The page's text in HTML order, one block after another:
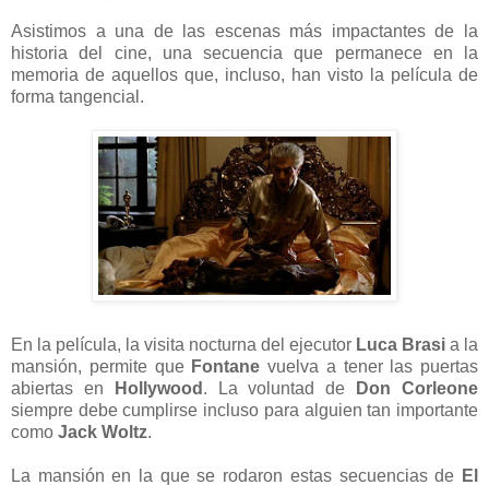
Asistimos a una de las escenas más impactantes de la
historia del cine, una secuencia que permanece en la
memoria de aquellos que, incluso, han visto la película de
forma tangencial.
En la película, la visita nocturna del ejecutor Luca Brasi a la
mansión, permite que Fontane vuelva a tener las puertas
abiertas en
Hollywood . La voluntad de
Don Corleone
siempre debe cumplirse incluso para alguien tan importante
como Jack Woltz.
La mansión en la que se rodaron estas secuencias de El